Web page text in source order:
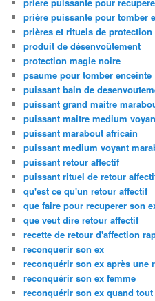
prière puissante pour tomber
prières et rituels de protection
produit de désenvoûtement
protection magie noire
psaume pour tomber enceinte
puissant bain de
puissant grand maitre
puissant maitre medium
puissant marabout africain
puissant medium voyant
puissant retour affectif
puissant rituel de retour
qu'est ce qu'un retour affectif
que faire pour recuperer son
que veut dire retour affectif
recette de retour d'affection
reconquerir son ex
reconquérir son ex après une
reconquérir son ex femme
reconquérir son ex quand